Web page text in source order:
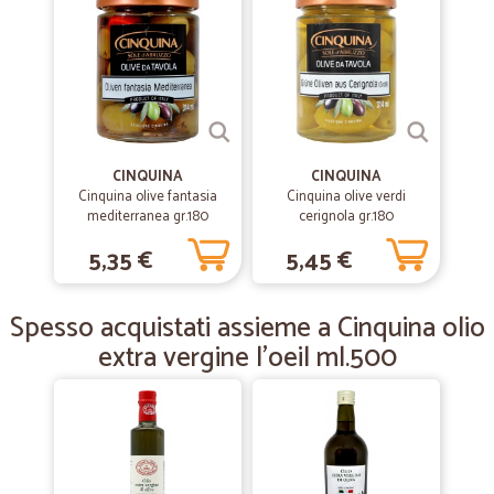
Velocissimi! La merce mi è stata recapitata in un giorno, tutto
secondo richiesta
17/10/2019
—Silvana G.
Ottimo servizio
Ottimo servizio, molto chiare le istruzioni per effettuare e seguire
l’ordinazione step by step, consegna esattamente nei tempi previsti
18/08/2019
Francesco M.
Servizio perfetto
CINQUINA
Cinquina olive fantasia
mediterranea gr.180
5,35 €
CINQUINA
Cinquina olive verdi
cerignola gr.180
5,45 €
Spesso acquistati assieme a Cinquina olio
extra vergine l'oeil ml.500